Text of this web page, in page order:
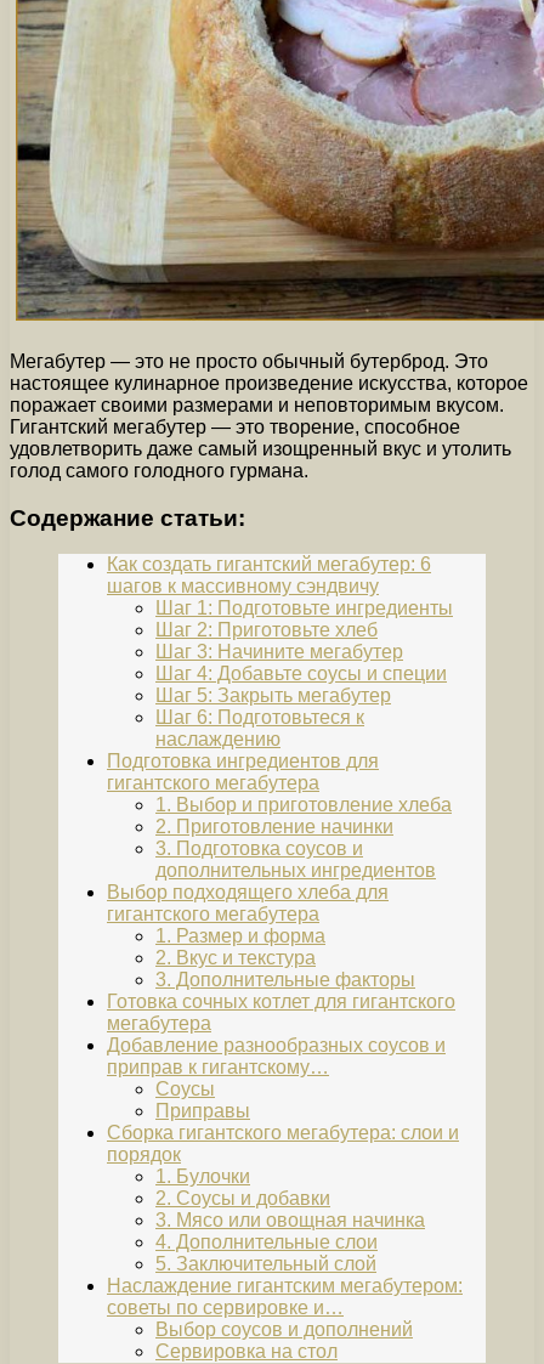
Мегабутер — это не просто обычный бутерброд. Это
настоящее кулинарное произведение искусства, которое
поражает своими размерами и неповторимым вкусом.
Гигантский мегабутер — это творение, способное
удовлетворить даже самый изощренный вкус и утолить
голод самого голодного гурмана.
Содержание статьи:
Как создать гигантский мегабутер: 6
шагов к массивному сэндвичу
Шаг 1: Подготовьте ингредиенты
Шаг 2: Приготовьте хлеб
Шаг 3: Начините мегабутер
Шаг 4: Добавьте соусы и специи
Шаг 5: Закрыть мегабутер
Шаг 6: Подготовьтеся к
наслаждению
Подготовка ингредиентов для
гигантского мегабутера
1. Выбор и приготовление хлеба
2. Приготовление начинки
3. Подготовка соусов и
дополнительных ингредиентов
Выбор подходящего хлеба для
гигантского мегабутера
1. Размер и форма
2. Вкус и текстура
3. Дополнительные факторы
Готовка сочных котлет для гигантского
мегабутера
Добавление разнообразных соусов и
приправ к гигантскому…
Соусы
Приправы
Сборка гигантского мегабутера: слои и
порядок
1. Булочки
2. Соусы и добавки
3. Мясо или овощная начинка
4. Дополнительные слои
5. Заключительный слой
Наслаждение гигантским мегабутером:
советы по сервировке и…
Выбор соусов и дополнений
Сервировка на стол